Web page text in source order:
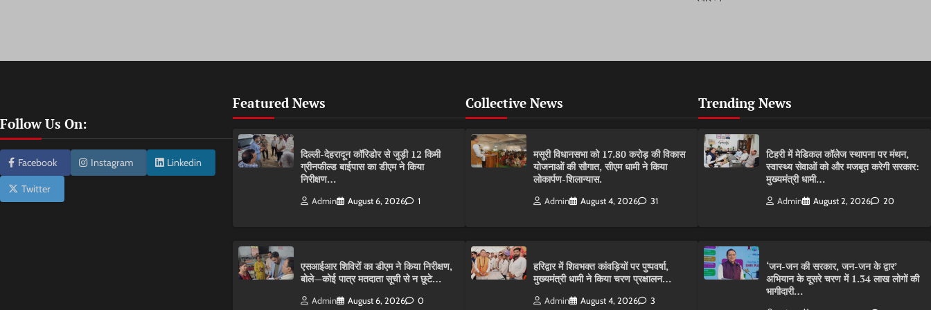
Follow Us On:
Facebook Instagram Linkedin
Twitter
Featured News
दिल्ली-देहरादून कॉरिडोर से जुड़ी 12 किमी
ग्रीनफील्ड बाईपास का डीएम ने किया
निरीक्षण…
Admin August 6, 2026 1
एसआईआर शिविरों का डीएम ने किया निरीक्षण,
बोले—कोई पात्र मतदाता सूची से न छूटे…
Admin August 6, 2026 0
Collective News
मसूरी विधानसभा को 17.80 करोड़ की विकास
योजनाओं की सौगात, सीएम धामी ने किया
लोकार्पण-शिलान्यास.
Admin August 4, 2026 31
हरिद्वार में शिवभक्त कांवड़ियों पर पुष्पवर्षा,
मुख्यमंत्री धामी ने किया चरण प्रक्षालन…
Admin August 4, 2026 3
Trending News
टिहरी में मेडिकल कॉलेज स्थापना पर मंथन,
स्वास्थ्य सेवाओं को और मजबूत करेगी सरकार:
मुख्यमंत्री धामी…
Admin August 2, 2026 20
‘जन-जन की सरकार, जन-जन के द्वार’
अभियान के दूसरे चरण में 1.34 लाख लोगों की
भागीदारी…